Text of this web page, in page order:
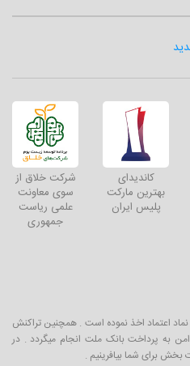
کاندیدای
بهترین مارکت
پلیس ایران
شرکت خلاق از
سوی معاونت
علمی ریاست
جمهوری
اعتماد اخذ نموده است . همچنین تراکنش
به پرداخت بانک ملت انجام میگردد . در
برای شما بیافرینیم .